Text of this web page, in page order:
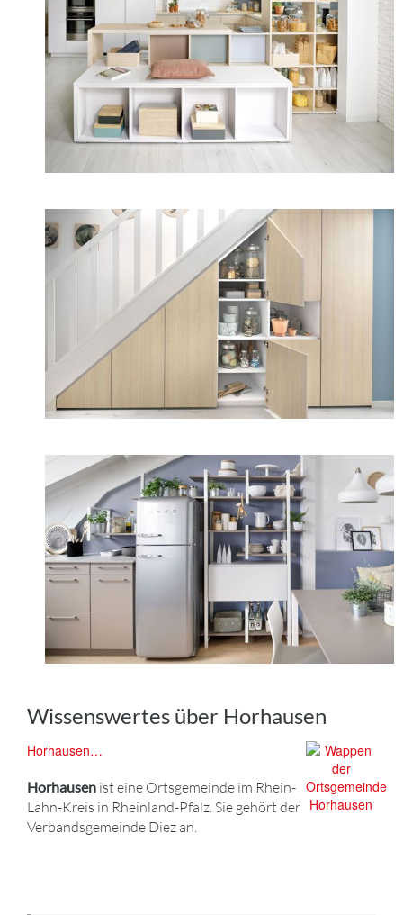
Wissenswertes über Horhausen
Horhausen…
Horhausen ist eine Ortsgemeinde im Rhein-
Lahn-Kreis in Rheinland-Pfalz. Sie gehört der
Verbandsgemeinde Diez an.